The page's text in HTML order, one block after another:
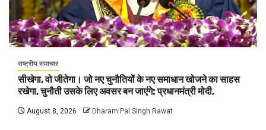
राष्ट्रीय समाचार
सीखेगा, वो जीतेगा। जो नए चुनौतियों के नए समाधान खोजने का साहस
रखेगा, चुनौती उसके लिए अवसर बन जाएंगे: प्रधानमंत्री मोदी,
August 8, 2026 Dharam Pal Singh Rawat